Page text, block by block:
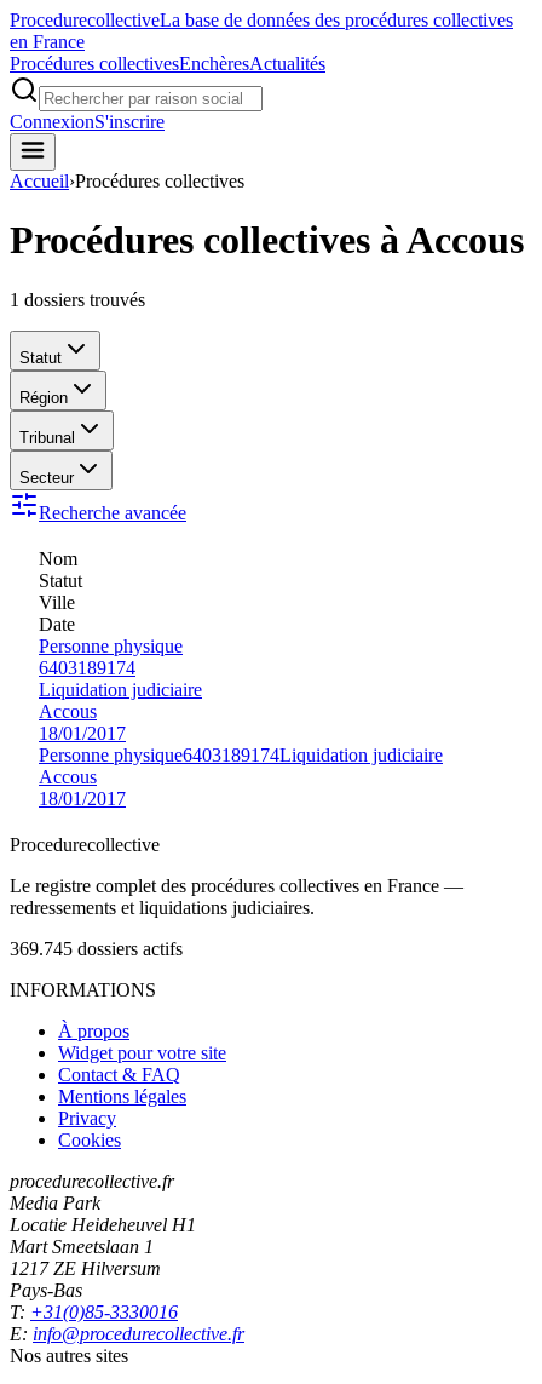
ProcedurecollectiveLa base de données des procédures collectives
en France
Procédures collectivesEnchèresActualités
ConnexionS'inscrire
Accueil›Procédures collectives
Procédures collectives à Accous
1 dossiers trouvés
Statut
Région
Tribunal
Secteur
Recherche avancée
Nom
Statut
Ville
Date
Personne physique
6403189174
Liquidation judiciaire
Accous
18/01/2017
Personne physique6403189174Liquidation judiciaire
Accous
18/01/2017
Procedurecollective
Le registre complet des procédures collectives en France —
redressements et liquidations judiciaires.
369.745 dossiers actifs
INFORMATIONS
À propos
Widget pour votre site
Contact & FAQ
Mentions légales
Privacy
Cookies
procedurecollective.fr
Media Park
Locatie Heideheuvel H1
Mart Smeetslaan 1
1217 ZE Hilversum
Pays-Bas
T: +31(0)85-3330016
E: info@procedurecollective.fr
Nos autres sites